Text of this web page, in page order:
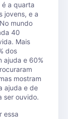
é a quarta
jovens, e a
mundo
40
Mais
dos
ajuda e 60%
mostram
ajuda e de
ser ouvido.
essa